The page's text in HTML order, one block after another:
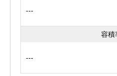
---
容積
---